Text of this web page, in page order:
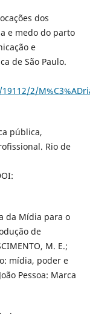
dos
e medo do parto
e
de São Paulo.
2/
pública,
Rio de
da Mídia para o
de
M. E.;
mídia, poder e
Pessoa: Marca